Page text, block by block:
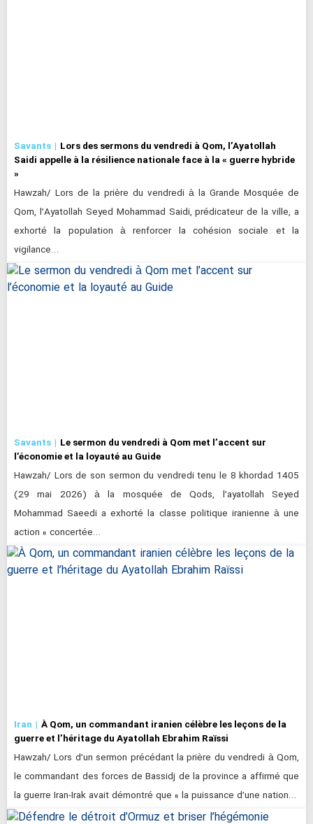
Savants
Lors des sermons du vendredi à Qom, l’Ayatollah
Saidi appelle à la résilience nationale face à la « guerre hybride
»
Hawzah/ Lors de la prière du vendredi à la Grande Mosquée de
Qom, l’Ayatollah Seyed Mohammad Saidi, prédicateur de la ville, a
exhorté la population à renforcer la cohésion sociale et la
vigilance…
Savants
Le sermon du vendredi à Qom met l’accent sur
l’économie et la loyauté au Guide
Hawzah/ Lors de son sermon du vendredi tenu le 8 khordad 1405
(29 mai 2026) à la mosquée de Qods, l’ayatollah Seyed
Mohammad Saeedi a exhorté la classe politique iranienne à une
action « concertée…
Iran
À Qom, un commandant iranien célèbre les leçons de la
guerre et l’héritage du Ayatollah Ebrahim Raïssi
Hawzah/ Lors d’un sermon précédant la prière du vendredi à Qom,
le commandant des forces de Bassidj de la province a affirmé que
la guerre Iran-Irak avait démontré que « la puissance d’une nation…